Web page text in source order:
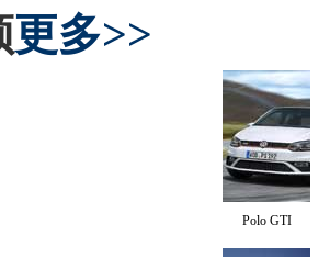
更多>>
Polo GTI